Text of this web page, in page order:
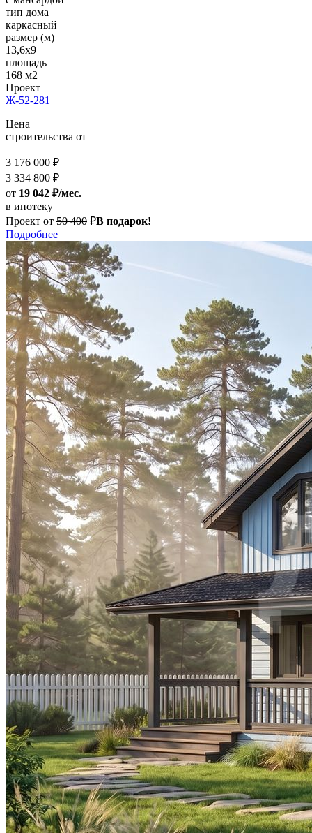
тип дома
каркасный
размер (м)
13,6x9
площадь
168 м2
Проект
Ж-52-281
Цена
строительства от
3 176 000 ₽
3 334 800 ₽
от 19 042 ₽/мес.
в ипотеку
Проект от 50 400 ₽В подарок!
Подробнее